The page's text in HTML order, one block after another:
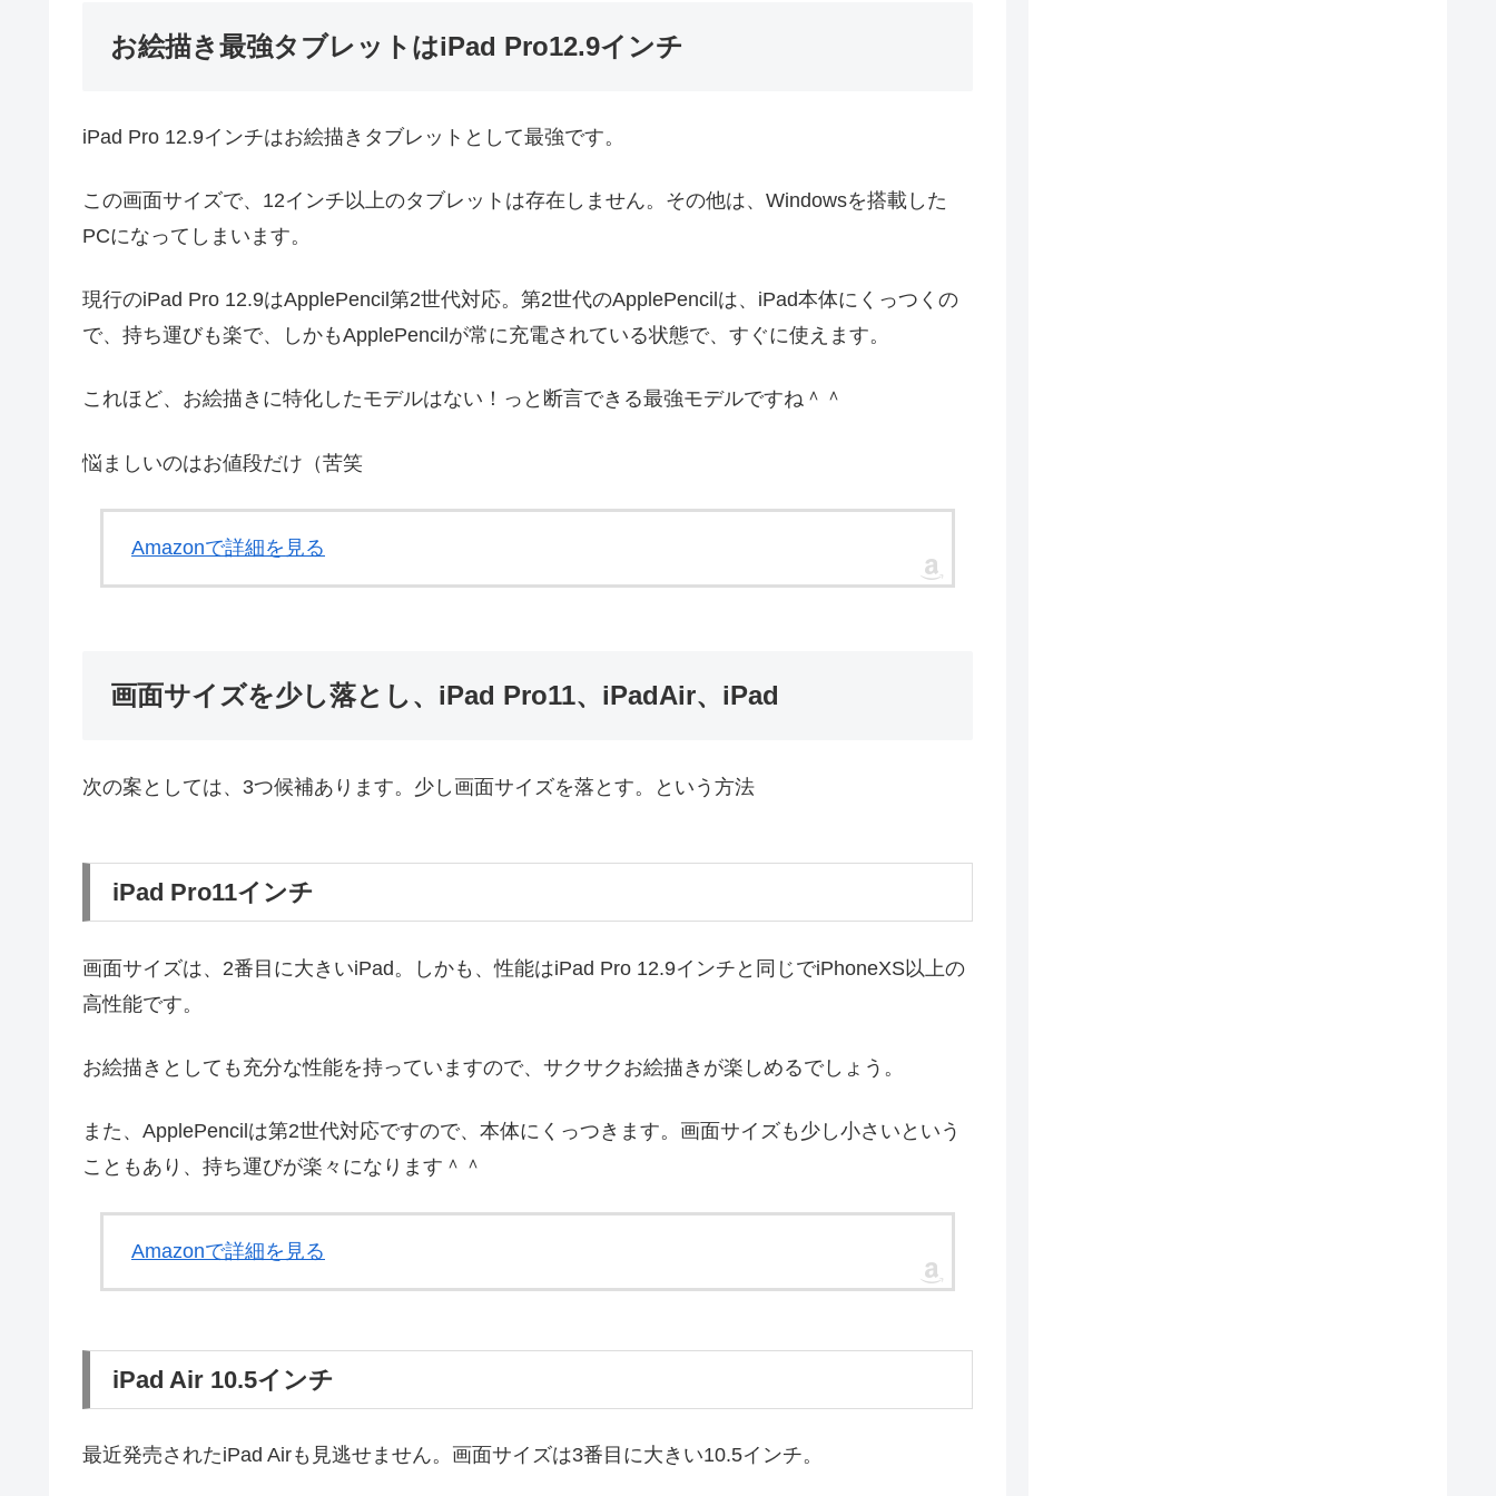
お絵描き最強タブレットはiPad Pro12.9インチ
iPad Pro 12.9インチはお絵描きタブレットとして最強です。
この画面サイズで、12インチ以上のタブレットは存在しません。その他は、Windowsを搭載した
PCになってしまいます。
現行のiPad Pro 12.9はApplePencil第2世代対応。第2世代のApplePencilは、iPad本体にくっつくの
で、持ち運びも楽で、しかもApplePencilが常に充電されている状態で、すぐに使えます。
これほど、お絵描きに特化したモデルはない！っと断言できる最強モデルですね＾＾
悩ましいのはお値段だけ（苦笑
Amazonで詳細を見る
画面サイズを少し落とし、iPad Pro11、iPadAir、iPad
次の案としては、3つ候補あります。少し画面サイズを落とす。という方法
iPad Pro11インチ
画面サイズは、2番目に大きいiPad。しかも、性能はiPad Pro 12.9インチと同じでiPhoneXS以上の
高性能です。
お絵描きとしても充分な性能を持っていますので、サクサクお絵描きが楽しめるでしょう。
また、ApplePencilは第2世代対応ですので、本体にくっつきます。画面サイズも少し小さいという
こともあり、持ち運びが楽々になります＾＾
Amazonで詳細を見る
iPad Air 10.5インチ
最近発売されたiPad Airも見逃せません。画面サイズは3番目に大きい10.5インチ。